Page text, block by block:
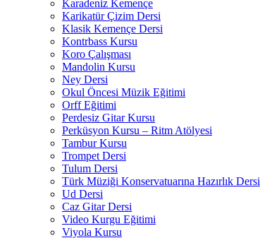
Karadeniz Kemençe
Karikatür Çizim Dersi
Klasik Kemençe Dersi
Kontrbass Kursu
Koro Çalışması
Mandolin Kursu
Ney Dersi
Okul Öncesi Müzik Eğitimi
Orff Eğitimi
Perdesiz Gitar Kursu
Perküsyon Kursu – Ritm Atölyesi
Tambur Kursu
Trompet Dersi
Tulum Dersi
Türk Müziği Konservatuarına Hazırlık Dersi
Ud Dersi
Caz Gitar Dersi
Video Kurgu Eğitimi
Viyola Kursu